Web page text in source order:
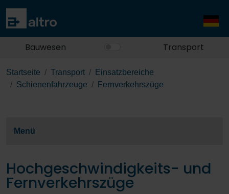
Bauwesen Transport
Startseite Transport
Einsatzbereiche
Schienenfahrzeuge
Fernverkehrszüge
Menü
Hochgeschwindigkeits- und
Fernverkehrszüge